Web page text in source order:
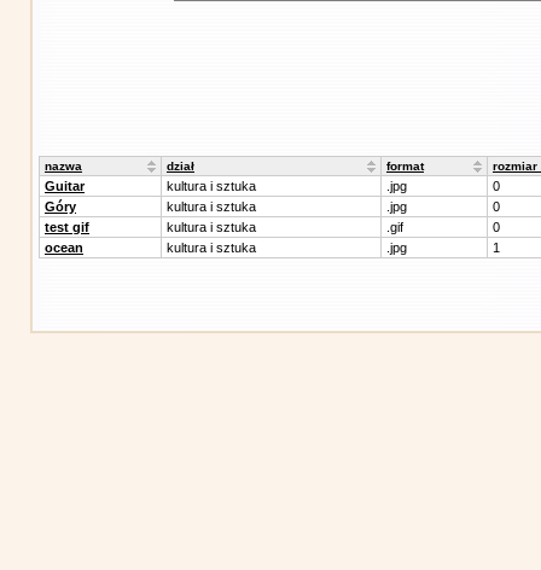
nazwa dział format rozmiar
Guitar kultura i sztuka .jpg
0
Góry
kultura i sztuka .jpg
0
test gif
kultura i sztuka .gif
0
ocean
kultura i sztuka .jpg 1